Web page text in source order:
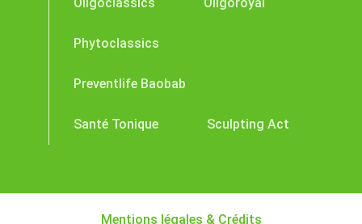
Phytoclassics
Preventlife Baobab
Santé Tonique Sculpting Act
Mentions légales & Crédits